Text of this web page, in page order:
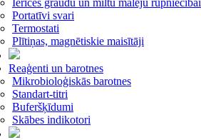
Ierīces graudu un miltu malēju rūpniecībai
Portatīvi svari
Termostati
Plītiņas, magnētiskie maisītāji
Reaģenti un barotnes
Mikrobioloģiskās barotnes
Standart-titri
Buferšķīdumi
Skābes indikotori